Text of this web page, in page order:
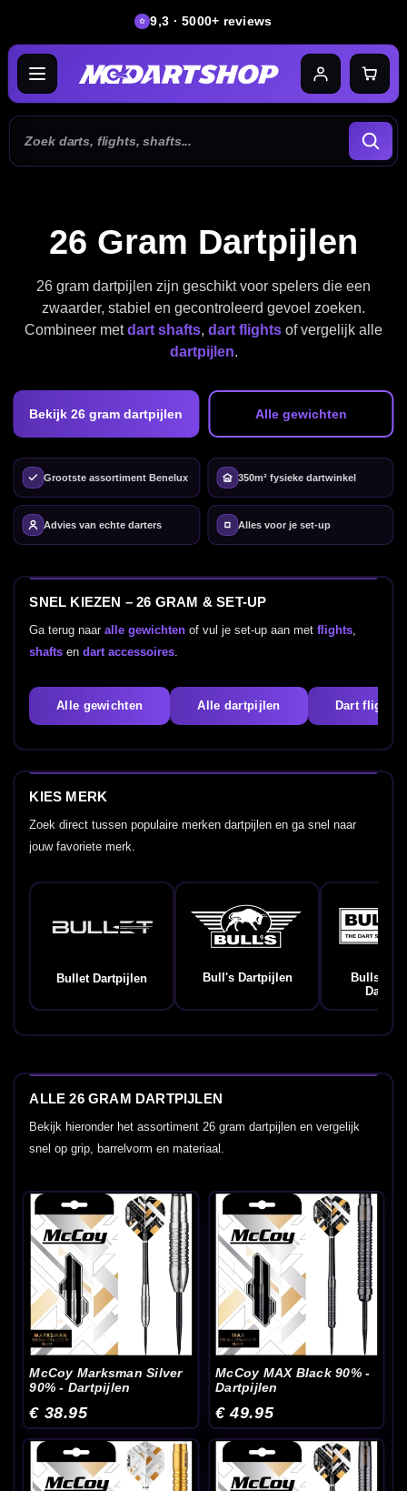
9,3 · 5000+ reviews
26 Gram Dartpijlen
26 gram dartpijlen zijn geschikt voor spelers die een
zwaarder, stabiel en gecontroleerd gevoel zoeken.
Combineer metdart shafts, dart flights of vergelijk alle
dartpijlen.
Bekijk 26 gram dartpijlen Alle gewichten
Grootste assortiment Benelux 350m² fysieke dartwinkel
Advies van echte darters Alles voor je set-up
SNEL KIEZEN – 26 GRAM & SET-UP
Ga terug naaralle gewichten of vul je set-up aan metflights,
shafts endart accessoires.
Alle gewichten Alle dartpijlen Dart flights
KIES MERK
Zoek direct tussen populaire merken dartpijlen en ga snel naar
jouw favoriete merk.
Bullet Dartpijlen Bull's Dartpijlen
Bulls
ALLE 26 GRAM DARTPIJLEN
Bekijk hieronder het assortiment 26 gram dartpijlen en vergelijk
snel op grip, barrelvorm en materiaal.
McCoy Marksman Silver
90% - Dartpijlen
€ 38.95
McCoy MAX Black 90% -
Dartpijlen
€ 49.95